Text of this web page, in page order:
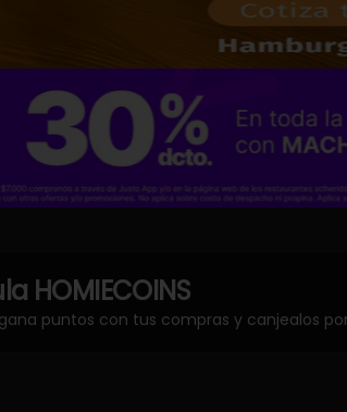
HOMIECOINS
puntos con tus compras y canjealos